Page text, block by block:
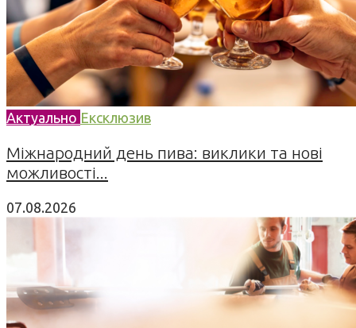
Актуально Ексклюзив
Міжнародний день пива: виклики та нові
можливості...
07.08.2026